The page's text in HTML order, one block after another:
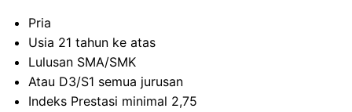
Pria
Usia 21 tahun ke atas
Lulusan SMA/SMK
Atau D3/S1 semua jurusan
Indeks Prestasi minimal 2,75